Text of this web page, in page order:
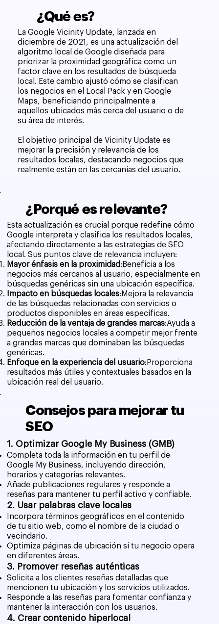
¿Qué es?
La Google Vicinity Update, lanzada en
diciembre de 2021, es una actualización del
algoritmo local de Google diseñada para
priorizar la proximidad geográfica como un
factor clave en los resultados de búsqueda
local. Este cambio ajustó cómo se clasifican
los negocios en el Local Pack y en Google
Maps, beneficiando principalmente a
aquellos ubicados más cerca del usuario o de
su área de interés.
El objetivo principal de Vicinity Update es
mejorar la precisión y relevancia de los
resultados locales, destacando negocios que
realmente están en las cercanías del usuario.
¿Porqué es relevante?
Esta actualización es crucial porque redefine cómo
Google interpreta y clasifica los resultados locales,
afectando directamente a las estrategias de SEO
local. Sus puntos clave de relevancia incluyen:
Mayor énfasis en la proximidad:Beneficia a los
negocios más cercanos al usuario, especialmente en
búsquedas genéricas sin una ubicación específica.
Impacto en búsquedas locales:Mejora la relevancia
de las búsquedas relacionadas con servicios o
productos disponibles en áreas específicas.
Reducción de la ventaja de grandes marcas:Ayuda a
pequeños negocios locales a competir mejor frente
a grandes marcas que dominaban las búsquedas
genéricas.
Enfoque en la experiencia del usuario:Proporciona
resultados más útiles y contextuales basados en la
ubicación real del usuario.
Consejos para mejorar tu
SEO
1. Optimizar Google My Business (GMB)
Completa toda la información en tu perfil de
Google My Business, incluyendo dirección,
horarios y categorías relevantes.
Añade publicaciones regulares y responde a
reseñas para mantener tu perfil activo y confiable.
2. Usar palabras clave locales
Incorpora términos geográficos en el contenido
de tu sitio web, como el nombre de la ciudad o
vecindario.
Optimiza páginas de ubicación si tu negocio opera
en diferentes áreas.
3. Promover reseñas auténticas
Solicita a los clientes reseñas detalladas que
mencionen tu ubicación y los servicios utilizados.
Responde a las reseñas para fomentar confianza y
mantener la interacción con los usuarios.
4. Crear contenido hiperlocal